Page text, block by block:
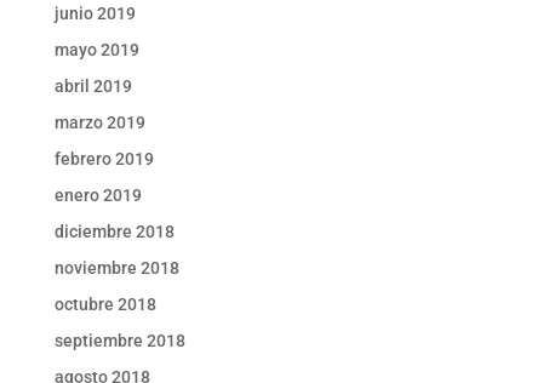
junio 2019
mayo 2019
abril 2019
marzo 2019
febrero 2019
enero 2019
diciembre 2018
noviembre 2018
octubre 2018
septiembre 2018
agosto 2018